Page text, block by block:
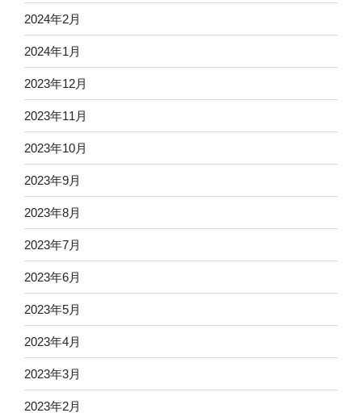
2024年2月
2024年1月
2023年12月
2023年11月
2023年10月
2023年9月
2023年8月
2023年7月
2023年6月
2023年5月
2023年4月
2023年3月
2023年2月